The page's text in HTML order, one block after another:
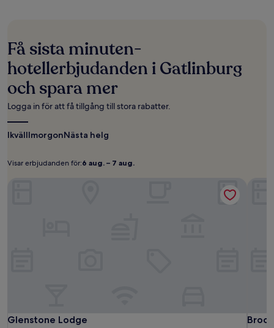
24 timmarna,
baserat
på
1 natt
för
2 vuxna.
och
tillgänglighet
ändras.
Ytterligare
villkor
Få sista minuten-
hotellerbjudanden i Gatlinburg
och spara mer
Logga in för att få tillgång till stora rabatter.
IkvällImorgonNästa helg
Visar erbjudanden för:
Visar
erbjudanden
6 aug. – 7 aug.
6
aug. –
Glenstone
Glenstone Lodge
Glenstone Lodge